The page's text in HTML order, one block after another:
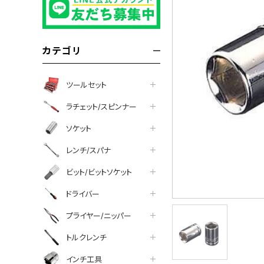
カテゴリ
ツールセット
ラチェット/スピンナー
ソケット
レンチ/スパナ
ビット/ビットソケット
ドライバー
プライヤー/ニッパー
トルクレンチ
インチ工具